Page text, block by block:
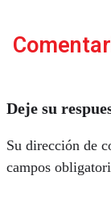
Deje su
Su dirección de
campos